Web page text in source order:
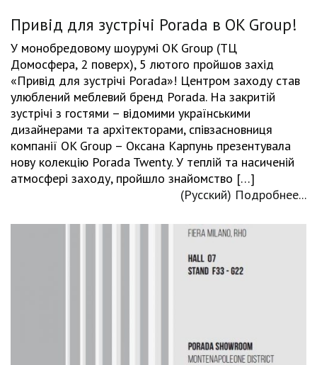
Привід для зустрічі Porada в OK Group!
У монобредовому шоурумі OK Group (ТЦ
Домосфера, 2 поверх), 5 лютого пройшов захід
«Привід для зустрічі Porada»! Центром заходу став
улюблений меблевий бренд Porada. На закритій
зустрічі з гостями – відомими українськими
дизайнерами та архітекторами, співзасновниця
компанії OK Group – Оксана Карпунь презентувала
нову колекцію Porada Twenty. У теплій та насиченій
атмосфері заходу, пройшло знайомство […]
(Русский) Подробнее...